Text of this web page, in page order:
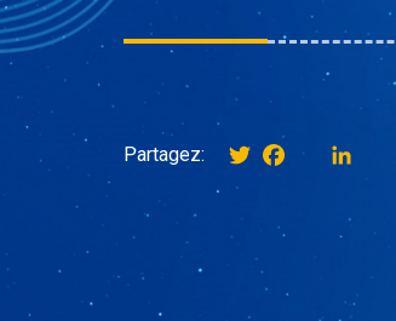
Partagez: TwitterFacebookinstagram